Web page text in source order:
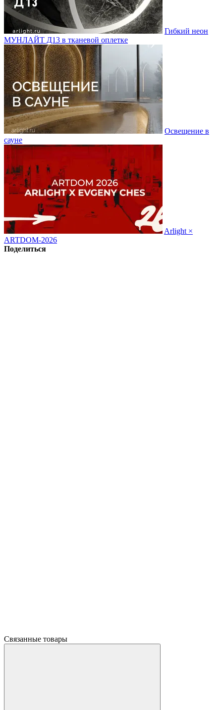
Гибкий неон
МУНЛАЙТ Д13 в тканевой оплетке
Освещение в
сауне
Arlight ×
ARTDOM-2026
Поделиться
Связанные товары